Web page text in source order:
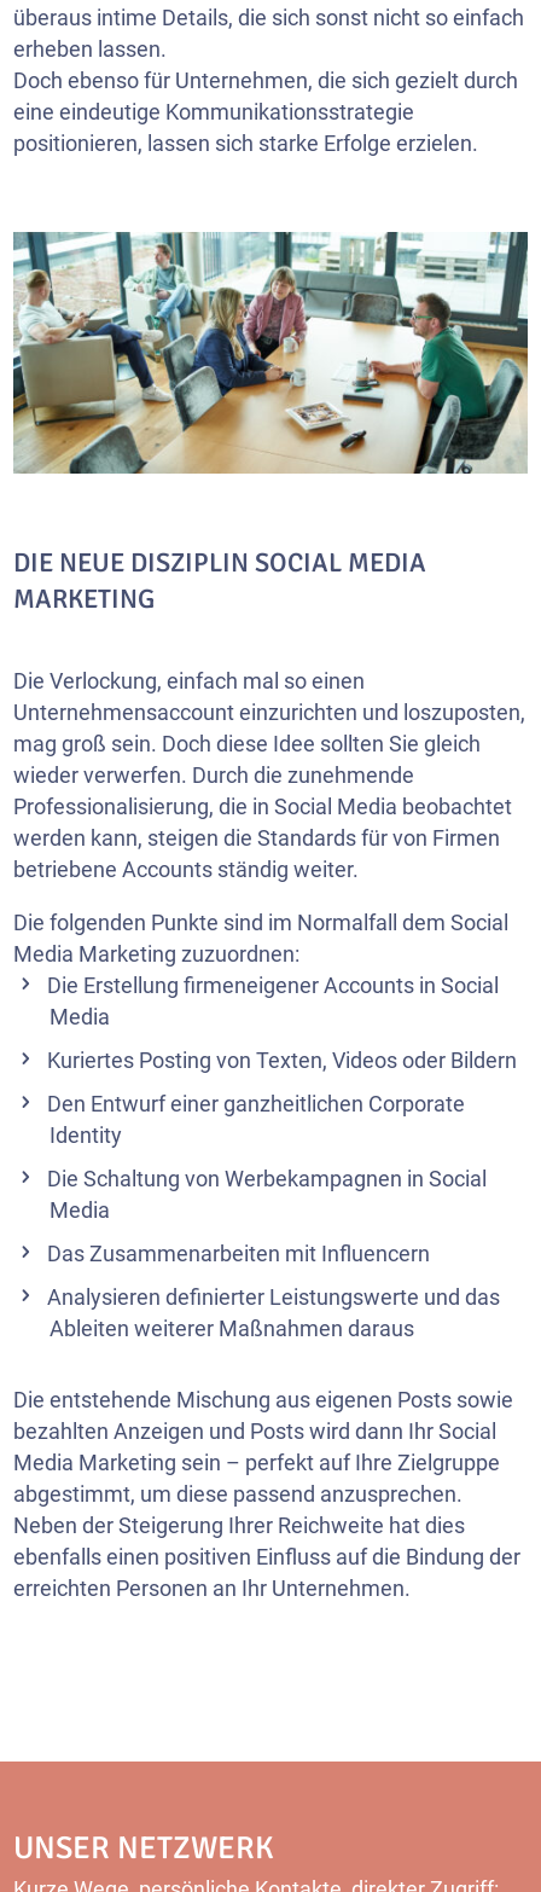
überaus intime Details, die sich sonst nicht so einfach
erheben lassen.
Doch ebenso für Unternehmen, die sich gezielt durch
eine eindeutige Kommunikationsstrategie
positionieren, lassen sich starke Erfolge erzielen.
DIE NEUE DISZIPLIN SOCIAL MEDIA
MARKETING
Die Verlockung, einfach mal so einen
Unternehmensaccount einzurichten und loszuposten,
mag groß sein. Doch diese Idee sollten Sie gleich
wieder verwerfen. Durch die zunehmende
Professionalisierung, die in Social Media beobachtet
werden kann, steigen die Standards für von Firmen
betriebene Accounts ständig weiter.
Die folgenden Punkte sind im Normalfall dem Social
Media Marketing zuzuordnen:
Die Erstellung firmeneigener Accounts in Social
Media
Kuriertes Posting von Texten, Videos oder Bildern
Den Entwurf einer ganzheitlichen Corporate
Identity
Die Schaltung von Werbekampagnen in Social
Media
Das Zusammenarbeiten mit Influencern
Analysieren definierter Leistungswerte und das
Ableiten weiterer Maßnahmen daraus
Die entstehende Mischung aus eigenen Posts sowie
bezahlten Anzeigen und Posts wird dann Ihr Social
Media Marketing sein – perfekt auf Ihre Zielgruppe
abgestimmt, um diese passend anzusprechen.
Neben der Steigerung Ihrer Reichweite hat dies
ebenfalls einen positiven Einfluss auf die Bindung der
erreichten Personen an Ihr Unternehmen.
UNSER NETZWERK